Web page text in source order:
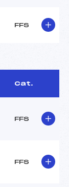
FFS
Cat.
FFS
FFS